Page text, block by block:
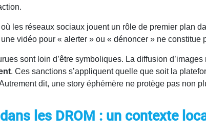
les réseaux sociaux jouent un rôle de premier plan
vidéo pour « alerter » ou « dénoncer » ne constitue
sont loin d’être symboliques. La diffusion
. Ces sanctions s’appliquent quelle que soit la
dit, une story éphémère ne protège pas non
les DROM : un contexte